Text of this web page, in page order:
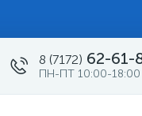
8 (7172) 62-61-
ПН-ПТ 10:00-18:00